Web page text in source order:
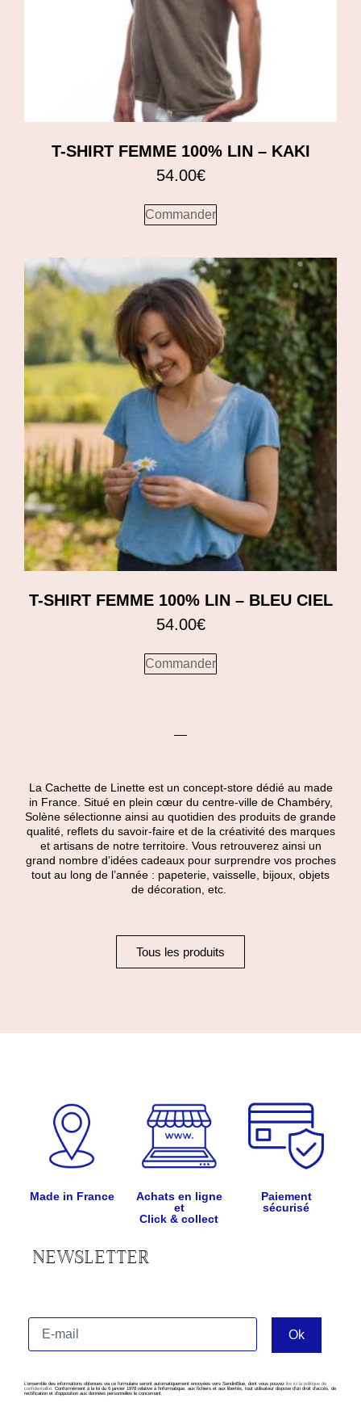
T-SHIRT FEMME 100% LIN – KAKI
54.00€
Commander
T-SHIRT FEMME 100% LIN – BLEU CIEL
54.00€
Commander
La Cachette de Linette est un concept-store dédié au made
in France. Situé en plein cœur du centre-ville de Chambéry,
Solène sélectionne ainsi au quotidien des produits de grande
qualité, reflets du savoir-faire et de la créativité des marques
et artisans de notre territoire. Vous retrouverez ainsi un
grand nombre d’idées cadeaux pour surprendre vos proches
tout au long de l’année : papeterie, vaisselle, bijoux, objets
de décoration, etc.
Tous les produits
Made in France
Achats en ligne
et
Click & collect
Paiement
sécurisé
NEWSLETTER
L’ensemble des informations obtenues via ce formulaire seront automatiquement envoyées vers SendinBlue, dont vous pouvez lire ici la politique de
confidentialité . Conformément à la loi du 6 janvier 1978 relative à l’informatique, aux fichiers et aux libertés, tout utilisateur dispose d’un droit d’accès, de
rectification et d’opposition aux données personnelles le concernant.